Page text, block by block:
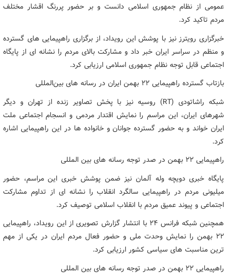
عمومی از نظام جمهوری اسلامی دانست و بر حضور پررنگ اقشار مختلف
مردم تاکید کرد.
خبرگزاری رویترز نیز با پوشش این رویداد، از برگزاری راهپیمایی های گسترده
و منظم در سراسر ایران خبر داد و مشارکت بالای مردم را نشانه ای از پایگاه
اجتماعی قابل توجه نظام جمهوری اسلامی ارزیابی کرد.
بازتاب گسترده راهپیمایی 22 بهمن ایران در رسانه های بین‌المللی
شبکه راشاتودی (RT) روسیه نیز با پخش تصاویر زنده از تهران و دیگر
شهرهای ایران، این مراسم را نمایش اقتدار مردمی و انسجام اجتماعی ملت
ایران خواند و به حضور گسترده جوانان و خانواده ها در این راهپیمایی اشاره
کرد.
راهپیمایی ۲۲ بهمن در صدر توجه رسانه های بین المللی
پایگاه خبری دویچه وله آلمان نیز ضمن پوشش خبری این مراسم، حضور
میلیونی مردم در راهپیمایی سالگرد انقلاب را نشانه ای از تداوم مشارکت
اجتماعی و پیوند عمیق مردم با انقلاب اسلامی توصیف کرد.
همچنین شبکه فرانس ۲۴ با انتشار گزارش تصویری از این رویداد، راهپیمایی
۲۲ بهمن را نمایش وحدت ملی و حضور فعال مردم ایران در یکی از مهم
ترین مناسبت های سیاسی کشور ارزیابی کرد.
راهپیمایی ۲۲ بهمن در صدر توجه رسانه های بین المللی